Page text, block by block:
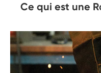
Ce qui est une